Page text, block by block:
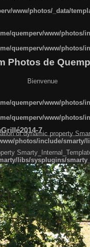
www/photos/_data/
quemperv/www/photos/
quemperv/www/photos/
Photos de
Bienvenue
quemperv/www/photos/
quemperv/www/photos/
7
of dynamic property
photos/include/
libs/sysplugins/